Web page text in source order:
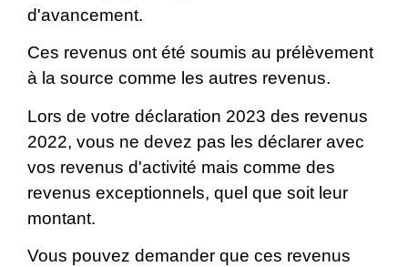
d'avancement.
Ces revenus ont été soumis au prélèvement
à la source comme les autres revenus.
Lors de votre déclaration 2023 des revenus
2022, vous ne devez pas les déclarer avec
vos revenus d'activité mais comme des
revenus exceptionnels, quel que soit leur
montant.
Vous pouvez demander que ces revenus